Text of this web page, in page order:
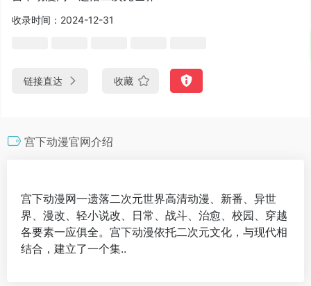
收录时间：2024-12-31
链接直达 收藏
宫下动漫官网介绍
宫下动漫网一遗落二次元世界高清动漫、新番、异世
界、漫改、轻小说改、日常、战斗、治愈、校园、穿越
各要素一应俱全。宫下动漫依托二次元文化，与现代相
结合，建立了一个集..